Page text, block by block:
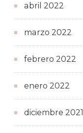
abril 2022
marzo 2022
febrero 2022
enero 2022
diciembre 2021